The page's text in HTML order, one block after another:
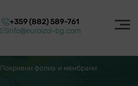
+359 (882) 589-761
info@euroizol-bg.com
Покривни фолиа и мембрани